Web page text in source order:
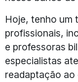
Hoje, tenho um
profissionais,
e professoras
especialistas
readaptação